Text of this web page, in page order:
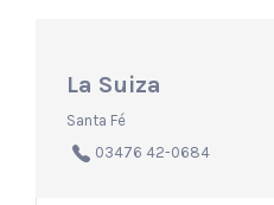
La Suiza
Santa Fé
03476 42-0684